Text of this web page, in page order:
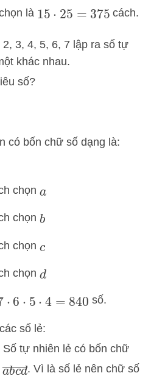
là 15 ⋅ 25=375 cách.
3, 4, 5, 6, 7 lập ra số tự
khác nhau.
số?
có bốn chữ số dạng là:
chọn a
chọn b
chọn c
chọn d
⋅6⋅ 5 ⋅4 =840 số.
số lẻ:
Số tự nhiên lẻ có bốn chữ
abcd ―
. Vì là số lẻ nênchữ số